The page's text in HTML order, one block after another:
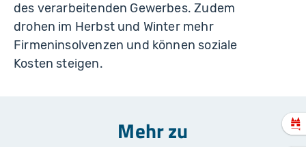
des verarbeitenden Gewerbes. Zudem
drohen im Herbst und Winter mehr
Firmeninsolvenzen und können soziale
Kosten steigen.
Mehr zu